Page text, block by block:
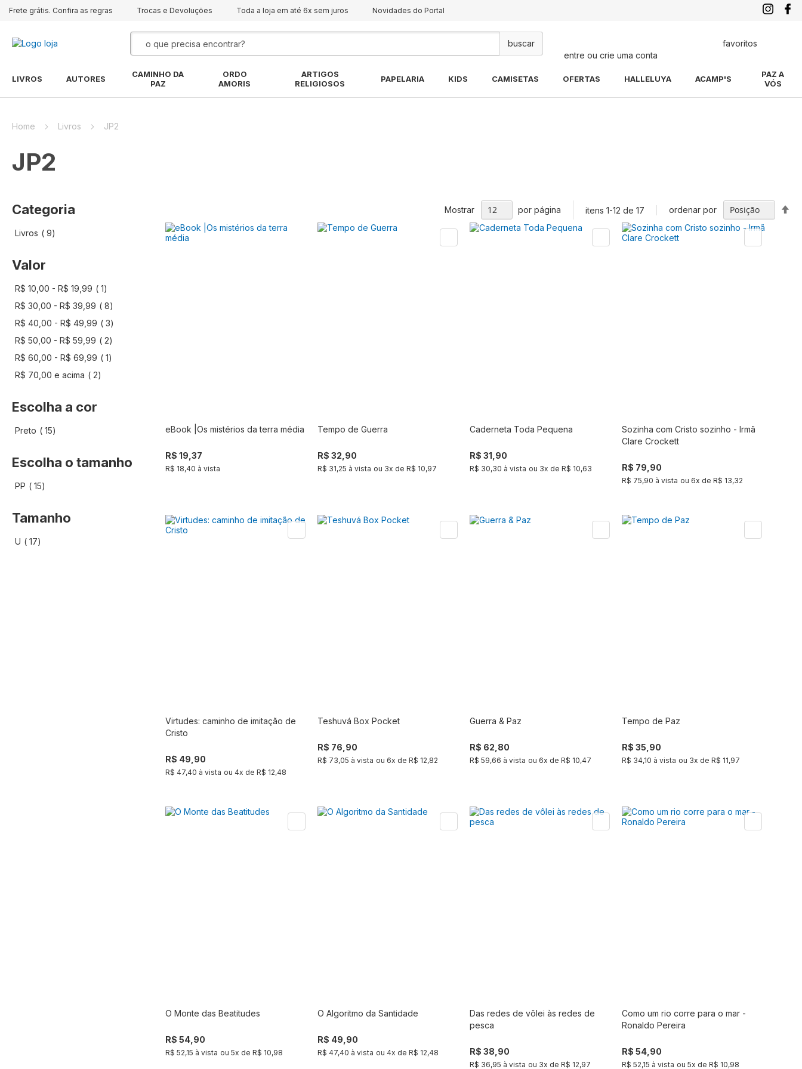
Frete grátis. Confira as regras Trocas e Devoluções Toda a loja em até 6x sem juros Novidades do Portal
Pesquisa entre ou crie uma conta
favoritos
LIVROS AUTORES
CAMINHO DA
PAZ
ORDO
AMORIS
ARTIGOS
RELIGIOSOS
PAPELARIA KIDS CAMISETAS OFERTAS HALLELUYA ACAMP'S
PAZ A
VÓS
Home Livros JP2
JP2
Mostrar por página itens 1-12 de 17 ordenar por
eBook |Os mistérios da terra média
R$ 19,37
R$ 18,40 à vista
Tempo de Guerra
R$ 32,90
R$ 31,25 à vista ou 3x de R$ 10,97
Caderneta Toda Pequena
R$ 31,90
R$ 30,30 à vista ou 3x deR$ 10,63
Sozinha com Cristo sozinho - Irmã
Clare Crockett
R$ 79,90
R$ 75,90 à vista ou 6x deR$ 13,32
Virtudes: caminho de imitação de
Cristo
R$ 49,90
R$ 47,40 à vista ou 4x de R$ 12,48
Teshuvá Box Pocket
R$ 76,90
R$ 73,05 à vista ou 6x de R$ 12,82
Guerra & Paz
R$ 62,80
R$ 59,66 à vista ou 6x deR$ 10,47
Tempo de Paz
R$ 35,90
R$ 34,10 à vista ou 3x deR$ 11,97
O Monte das Beatitudes
R$ 54,90
R$ 52,15 à vista ou 5x de R$ 10,98
O Algoritmo da Santidade
R$ 49,90
R$ 47,40 à vista ou 4x de R$ 12,48
Das redes de vôlei às redes de
pesca
R$ 38,90
R$ 36,95 à vista ou 3x deR$ 12,97
Como um rio corre para o mar -
Ronaldo Pereira
R$ 54,90
R$ 52,15 à vista ou5x deR$ 10,98
Categoria
Livros 9artigo
Valor
R$ 10,00 - R$ 19,99 1artigo
R$ 30,00 - R$ 39,99 8artigo
R$ 40,00 - R$ 49,99 3artigo
R$ 50,00 - R$ 59,99 2artigo
R$ 60,00 - R$ 69,99 1artigo
R$ 70,00 e acima 2artigo
Escolha a cor
Preto 15artigo
Escolha o tamanho
PP 15artigo
Tamanho
U 17artigo